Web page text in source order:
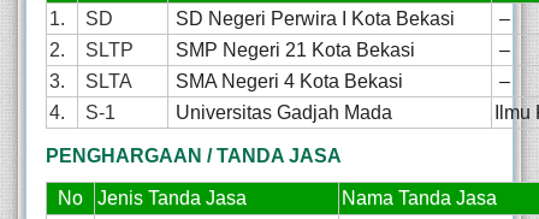
1.
SD SD Negeri Perwira I Kota Bekasi
–
2.
SLTP SMP Negeri 21 Kota Bekasi
–
3.
SLTA SMA Negeri 4 Kota Bekasi
–
4.
S-1 Universitas Gadjah Mada
PENGHARGAAN / TANDA JASA
No Jenis Tanda Jasa
Nama Tanda Jasa